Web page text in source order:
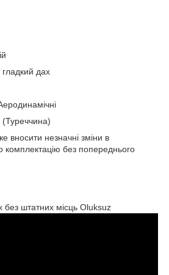
дах
вносити незначні зміни в
комплектацію без попереднього
без штатних місць Oluksuz